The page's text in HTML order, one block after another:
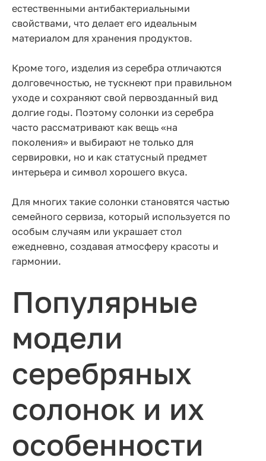
естественными антибактериальными
свойствами, что делает его идеальным
материалом для хранения продуктов.
Кроме того, изделия из серебра отличаются
долговечностью, не тускнеют при правильном
уходе и сохраняют свой первозданный вид
долгие годы. Поэтому солонки из серебра
часто рассматривают как вещь «на
поколения» и выбирают не только для
сервировки, но и как статусный предмет
интерьера и символ хорошего вкуса.
Для многих такие солонки становятся частью
семейного сервиза, который используется по
особым случаям или украшает стол
ежедневно, создавая атмосферу красоты и
гармонии.
Популярные
модели
серебряных
солонок и их
особенности